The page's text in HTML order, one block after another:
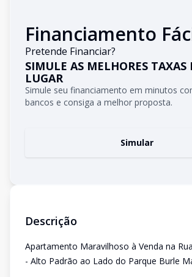
Financiamento
Pretende Financiar?
SIMULE AS MELHORES TAXAS
LUGAR
Simule seu financiamento em minutos
bancos e consiga a melhor proposta.
Simular
Descrição
Apartamento Maravilhoso à Venda na
- Alto Padrão ao Lado do Parque Burle